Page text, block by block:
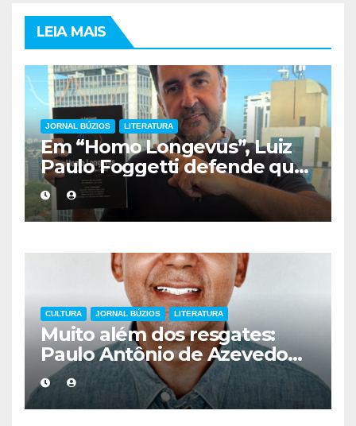
LEIA MAIS
JORNAL BÚZIOS LITERATURA
Em “Homo Longevus”, Luiz
Paulo Foggetti defende que
viver mais exigirá uma nova
forma de encarar a vida
CULTURA JORNAL BÚZIOS LITERATURA
Muito além dos resgates:
Paulo Antônio de Azevedo
eterniza a coragem, a
humanidade e a missão dos
guarda-vidas na literatura